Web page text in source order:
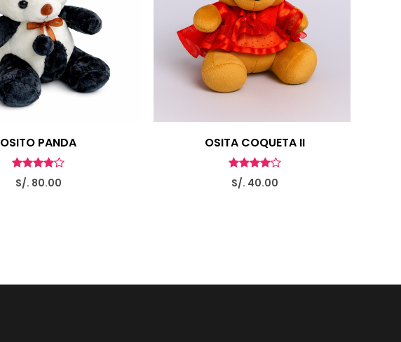
OSITO PANDA
S/. 80.00
OSITA COQUETA II
S/. 40.00